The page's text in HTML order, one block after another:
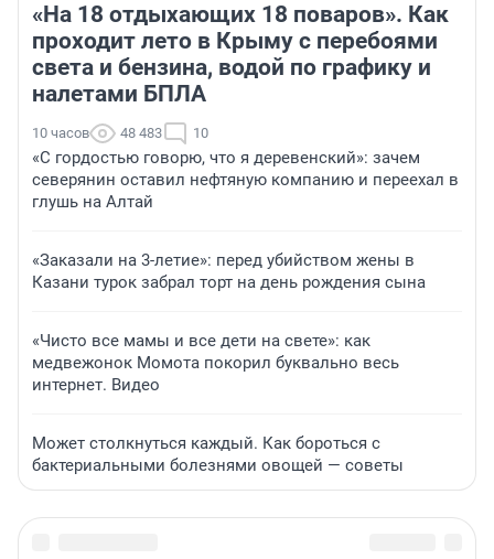
«На 18 отдыхающих 18 поваров». Как
проходит лето в Крыму с перебоями
света и бензина, водой по графику и
налетами БПЛА
10 часов 48 483 10
«С гордостью говорю, что я деревенский»: зачем
северянин оставил нефтяную компанию и переехал в
глушь на Алтай
«Заказали на 3-летие»: перед убийством жены в
Казани турок забрал торт на день рождения сына
«Чисто все мамы и все дети на свете»: как
медвежонок Момота покорил буквально весь
интернет. Видео
Может столкнуться каждый. Как бороться с
бактериальными болезнями овощей — советы